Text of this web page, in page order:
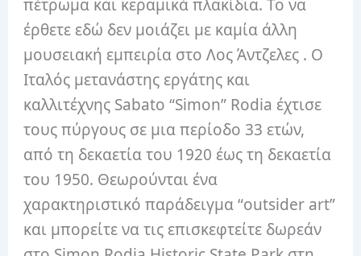
πέτρωμα και κεραμικά πλακίδια. Το να
έρθετε εδώ δεν μοιάζει με καμία άλλη
μουσειακή εμπειρία στο Λος Άντζελες . Ο
Ιταλός μετανάστης εργάτης και
καλλιτέχνης Sabato “Simon” Rodia έχτισε
τους πύργους σε μια περίοδο 33 ετών,
από τη δεκαετία του 1920 έως τη δεκαετία
του 1950. Θεωρούνται ένα
χαρακτηριστικό παράδειγμα “outsider art”
και μπορείτε να τις επισκεφτείτε δωρεάν